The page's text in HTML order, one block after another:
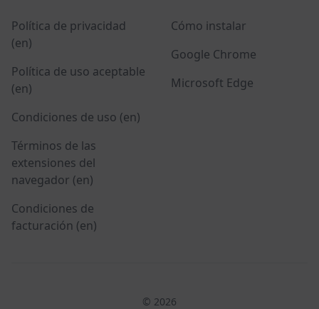
Política de privacidad
(en)
Política de uso aceptable
(en)
Condiciones de uso (en)
Términos de las
extensiones del
navegador (en)
Condiciones de
facturación (en)
Cómo instalar
Google Chrome
Microsoft Edge
© 2026